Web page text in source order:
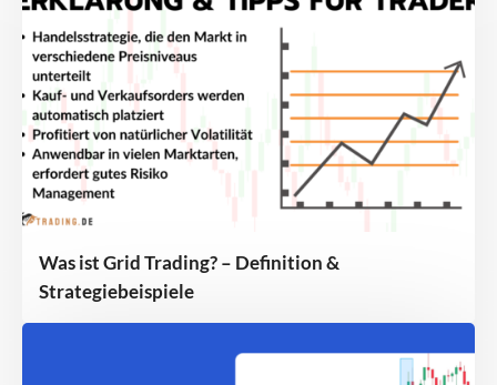
Was ist Grid Trading? – Definition &
Strategiebeispiele